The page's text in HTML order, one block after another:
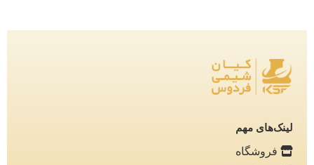
لینک‌های مهم
فروشگاه